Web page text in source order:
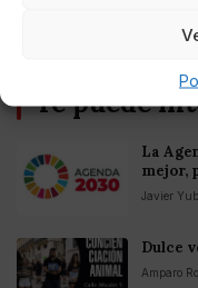
Te puede
La
mejor,
Javier
Dulce
Amparo